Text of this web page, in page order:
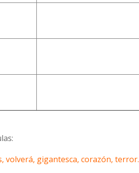
volverá, gigantesca, corazón, terror.